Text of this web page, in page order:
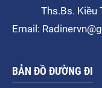
Ths.Bs. Kiều Tố
Email:
BẢN ĐỒ ĐƯỜNG ĐI